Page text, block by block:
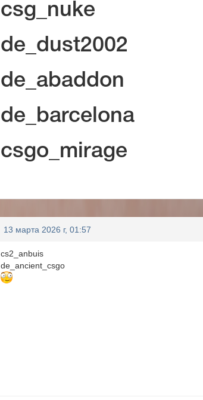
csg_nuke
de_dust2002
de_abaddon
de_barcelona
csgo_mirage
13 марта 2026 г, 01:57
cs2_anbuis
de_ancient_csgo